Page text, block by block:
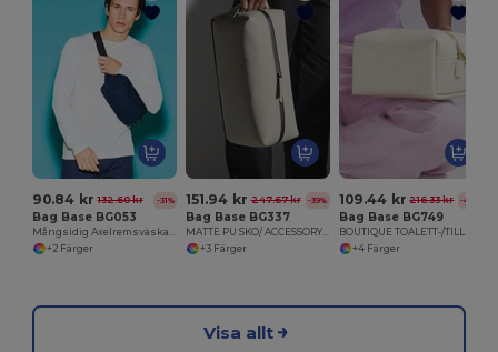
90.84 kr 132.60 kr -31%
Bag Base BG053
Mångsidig Axelremsväska med Organiser
+2 Färger
151.94 kr 247.67 kr -39%
Bag Base BG337
MATTE PU SKO/ ACCESSORY BAG
+3 Färger
109.44 kr 216.33 kr -49%
Bag Base BG749
+4 Färger
Visa allt